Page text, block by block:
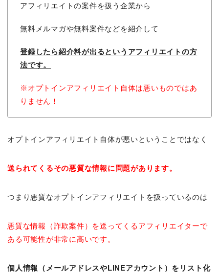
アフィリエイトの案件を扱う企業から
無料メルマガや無料案件などを紹介して
登録したら紹介料が出るという アフィリエイトの方
法です。
※オプトインアフィリエイト自体は悪いものではあ
りません！
オプトインアフィリエイト自体が悪いということではなく
送られてくるその悪質な情報に問題があります。
つまり悪質なオプトインアフィリエイトを扱っているのは
悪質な情報（詐欺案件）を送ってくるアフィリエイターで
ある可能性が非常に高いです。
個人情報（メールアドレスやLINEアカウント）をリスト化